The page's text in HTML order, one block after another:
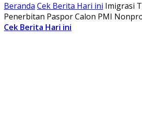
Beranda Cek Berita Hari ini Imigrasi
Penerbitan Paspor Calon PMI
Cek Berita Hari ini